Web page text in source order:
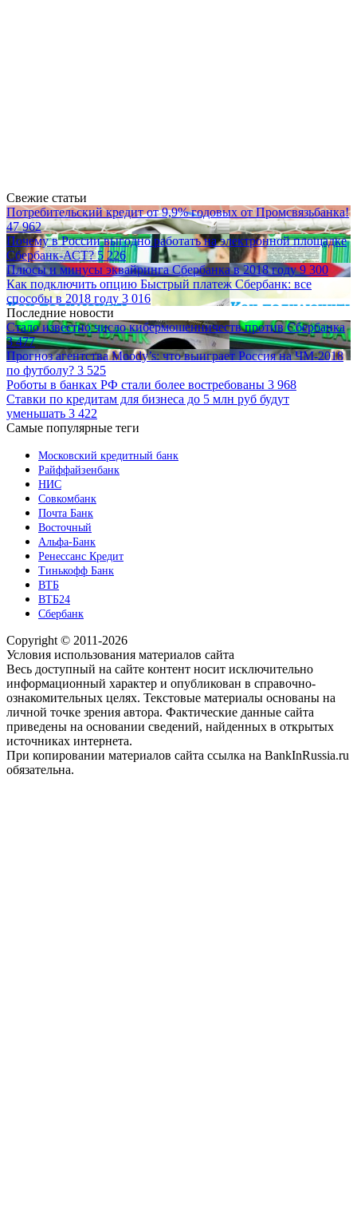
Свежие статьи
Потребительский кредит от 9,9% годовых от Промсвязьбанка!
47 962
Почему в России выгодно работать на электронной площадке
Сбербанк-АСТ?5 226
Плюсы и минусы эквайринга Сбербанка в 2018 году9 300
Как подключить опцию Быстрый платеж Сбербанк: все
способы в 2018 году 3 016
Последние новости
Стало известно число кибермошенничеств против Сбербанка
3 477
Прогноз агентства Moody’s: что выиграет Россия на ЧМ-2018
по футболу? 3 525
Роботы в банках РФ стали более востребованы 3 968
Ставки по кредитам для бизнеса до 5 млн руб будут
уменьшать 3 422
Самые популярные теги
Московский кредитный банк
Райффайзенбанк
НИС
Совкомбанк
Почта Банк
Восточный
Альфа-Банк
Ренессанс Кредит
Тинькофф Банк
ВТБ
ВТБ24
Сбербанк
Copyright © 2011-2026
Условия использования материалов сайта
Весь доступный на сайте контент носит исключительно
информационный характер и опубликован в справочно-
ознакомительных целях. Текстовые материалы основаны на
личной точке зрения автора. Фактические данные сайта
приведены на основании сведений, найденных в открытых
источниках интернета.
При копировании материалов сайта ссылка на BankInRussia.ru
обязательна.